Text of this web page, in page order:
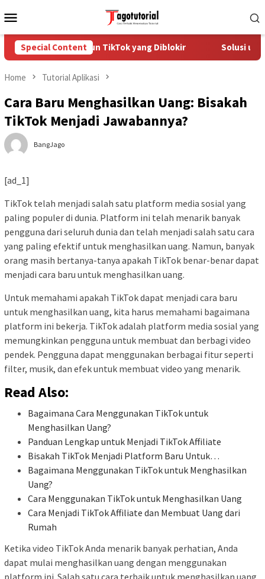
to
Menu
Special Content
Cara Mengatasi Akun TikTok yang Diblokir Solusi
Home Tutorial Aplikasi
Cara Baru Menghasilkan Uang: Bisakah
TikTok Menjadi Jawabannya?
BangJago
[ad_1]
TikTok telah menjadi salah satu platform media sosial yang
paling populer di dunia. Platform ini telah menarik banyak
pengguna dari seluruh dunia dan telah menjadi salah satu cara
yang paling efektif untuk menghasilkan uang. Namun, banyak
orang masih bertanya-tanya apakah TikTok benar-benar dapat
menjadi cara baru untuk menghasilkan uang.
Untuk memahami apakah TikTok dapat menjadi cara baru
untuk menghasilkan uang, kita harus memahami bagaimana
platform ini bekerja. TikTok adalah platform media sosial yang
memungkinkan pengguna untuk membuat dan berbagi video
pendek. Pengguna dapat menggunakan berbagai fitur seperti
filter, musik, dan efek untuk membuat video yang menarik.
Read Also:
Bagaimana Cara Menggunakan TikTok untuk
Menghasilkan Uang?
Panduan Lengkap untuk Menjadi TikTok Affiliate
Bisakah TikTok Menjadi Platform Baru Untuk…
Bagaimana Menggunakan TikTok untuk Menghasilkan
Uang?
Cara Menggunakan TikTok untuk Menghasilkan Uang
Cara Menjadi TikTok Affiliate dan Membuat Uang dari
Rumah
Ketika video TikTok Anda menarik banyak perhatian, Anda
dapat mulai menghasilkan uang dengan menggunakan
platform ini. Salah satu cara terbaik untuk menghasilkan uang